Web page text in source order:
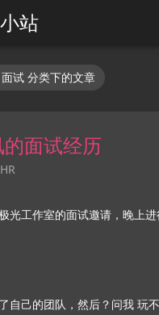
站
试 分类下的文章
面试经历
光工作室的面试邀请，晚上进
自己的团队，然后？问我 玩